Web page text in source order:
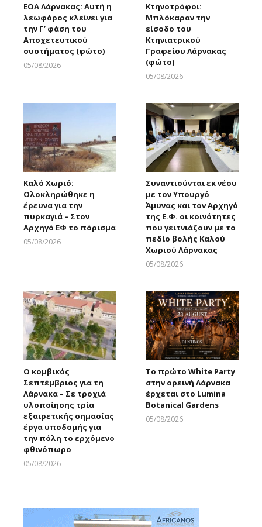
ΕΟΑ Λάρνακας: Αυτή η
λεωφόρος κλείνει για
την Γ’ φάση του
Αποχετευτικού
συστήματος (φώτο)
05/08/2026
Κτηνοτρόφοι:
Μπλόκαραν την
είσοδο του
Κτηνιατρικού
Γραφείου Λάρνακας
(φώτο)
05/08/2026
Καλό Χωριό:
Ολοκληρώθηκε η
έρευνα για την
πυρκαγιά – Στον
Αρχηγό ΕΦ το πόρισμα
05/08/2026
Συναντιούνται εκ νέου
με τον Υπουργό
Άμυνας και τον Αρχηγό
της Ε.Φ. οι κοινότητες
που γειτνιάζουν με το
πεδίο βολής Καλού
Χωριού Λάρνακας
05/08/2026
Ο κομβικός
Σεπτέμβριος για τη
Λάρνακα – Σε τροχιά
υλοποίησης τρία
εξαιρετικής σημασίας
έργα υποδομής για
την πόλη το ερχόμενο
φθινόπωρο
05/08/2026
Το πρώτο White Party
στην ορεινή Λάρνακα
έρχεται στο Lumina
Botanical Gardens
05/08/2026